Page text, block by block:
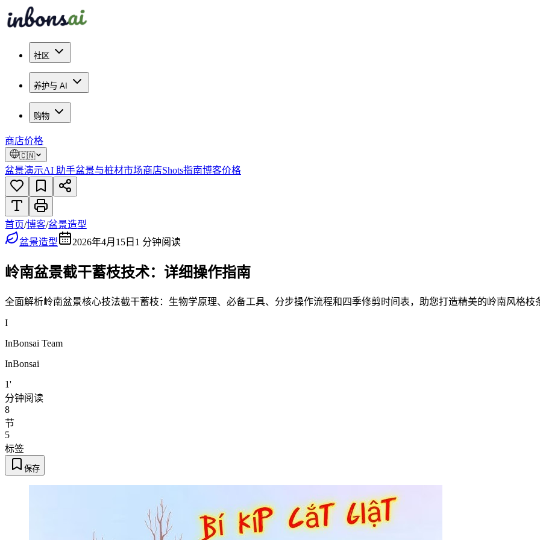
社区
养护与 AI
购物
商店价格
🇨🇳
盆景演示AI 助手盆景与桩材市场商店Shots指南博客价格
首页/博客/盆景造型
盆景造型
2026年4月15日 1 分钟阅读
岭南盆景截干蓄枝技术：详细操作指南
全面解析岭南盆景核心技法截干蓄枝：生物学原理、必备工具、分步操作流程和四季修剪时间表，助您打造精美的岭南风格枝
I
InBonsai Team
InBonsai
1'
分钟阅读
8
节
5
标签
保存